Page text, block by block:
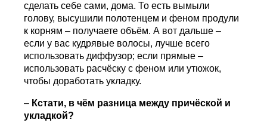
сделать себе сами, дома. То есть вымыли
голову, высушили полотенцем и феном продули
к корням – получаете объём. А вот дальше –
если у вас кудрявые волосы, лучше всего
использовать диффузор; если прямые –
использовать расчёску с феном или утюжок,
чтобы доработать укладку.
– Кстати, в чём разница между причёской и
укладкой?